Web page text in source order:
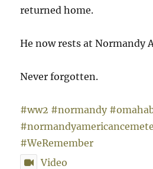
returned home.
He now rests at Normandy
Never forgotten.
#ww2 #normandy
#WeRemember
Video